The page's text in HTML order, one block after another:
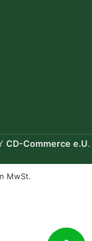
CD-Commerce e.U.
MwSt.